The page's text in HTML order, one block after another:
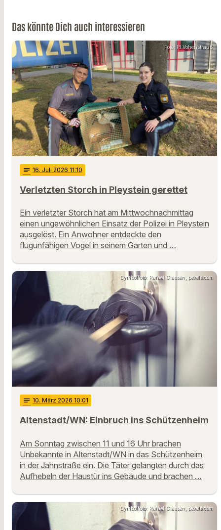
Das könnte Dich auch interessieren
Foto: PI Vohenstrauß
notes 16. Juli 2026 11:10
Verletzten Storch in Pleystein gerettet
Ein verletzter Storch hat am Mittwochnachmittag
einen ungewöhnlichen Einsatz der Polizei in Pleystein
ausgelöst. Ein Anwohner entdeckte den
flugunfähigen Vogel in seinem Garten und …
Symbolfoto: Rafael Classen, pexels.com
notes 10. März 2026 10:01
Altenstadt/WN: Einbruch ins Schützenheim
Am Sonntag zwischen 11 und 16 Uhr brachen
Unbekannte in Altenstadt/WN in das Schützenheim
in der Jahnstraße ein. Die Täter gelangten durch das
Aufhebeln der Haustür ins Gebäude und brachen …
Symbolfoto: Rafael Classen, pexels.com